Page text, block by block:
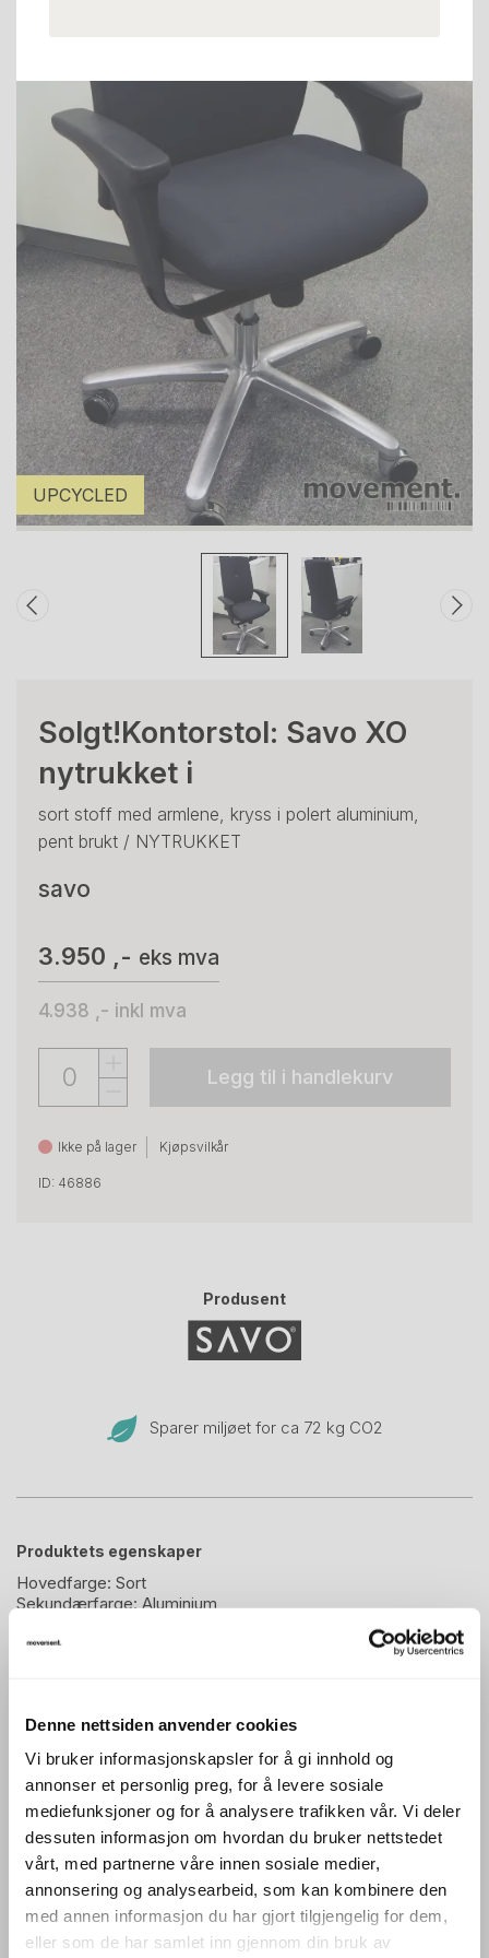
Denne nettsiden anvender cookies
Vi bruker informasjonskapsler for å gi innhold og
annonser et personlig preg, for å levere sosiale
mediefunksjoner og for å analysere trafikken vår. Vi deler
dessuten informasjon om hvordan du bruker nettstedet
vårt, med partnerne våre innen sosiale medier,
annonsering og analysearbeid, som kan kombinere den
med annen informasjon du har gjort tilgjengelig for dem,
eller som de har samlet inn gjennom din bruk av
UPCYCLED
Solgt!Kontorstol: Savo XO
nytrukket i
sort stoff med armlene, kryss i polert aluminium,
pent brukt / NYTRUKKET
savo
3.950 ,- eks mva
4.938 ,- inkl mva
Legg til i handlekurv
Ikke på lager Kjøpsvilkår
ID: 46886
Produsent
Sparer miljøet for ca 72 kg CO2
Produktets egenskaper
Hovedfarge: Sort
Sekundærfarge: Aluminium
Modell: XO med armlene
Pent brukt kontorstol fra Savo.
Farge: Sort stoff, NYTRUKKET
Farge på kryss: polert aluminium
---